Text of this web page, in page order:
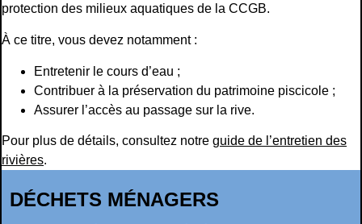
protection des milieux aquatiques de la CCGB.
À ce titre, vous devez notamment :
Entretenir le cours d’eau ;
Contribuer à la préservation du patrimoine piscicole ;
Assurer l’accès au passage sur la rive.
Pour plus de détails, consultez notre guide de l’entretien des
rivières.
DÉCHETS MÉNAGERS